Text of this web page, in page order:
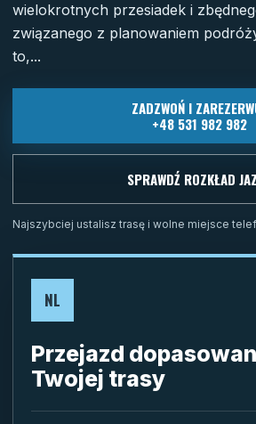
wielokrotnych przesiadek i
związanego z planowaniem
to,...
ZADZWOŃ I
+48 531 982 982
SPRAWDŹ ROZKŁAD
Najszybciej ustalisz trasę i wolne miejsce
NL
Przejazd
Twojej trasy